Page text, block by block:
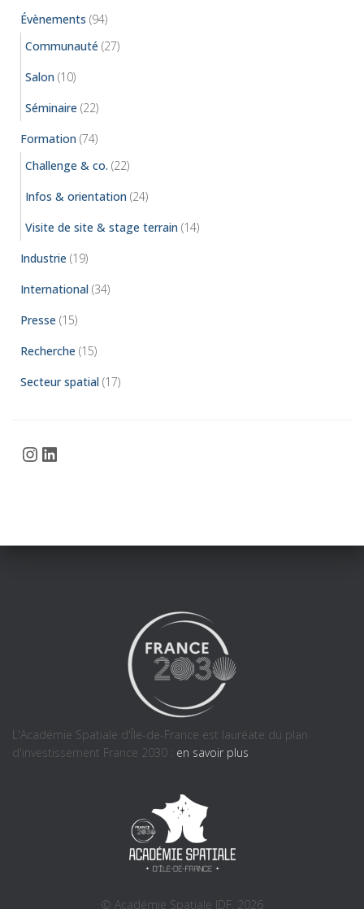
Évènements (94)
Communauté (27)
Salon (10)
Séminaire (22)
Formation (74)
Challenge & co. (22)
Infos & orientation (24)
Visite de site & stage terrain (14)
Industrie (19)
International (34)
Presse (15)
Recherche (15)
Secteur spatial (17)
InstagramLinkedIn
L'Académie Spatiale d'Île-de-France est lauréate du plan
d'investissement France 2030 : en savoir plus
© Académie Spatiale IDF, 2026